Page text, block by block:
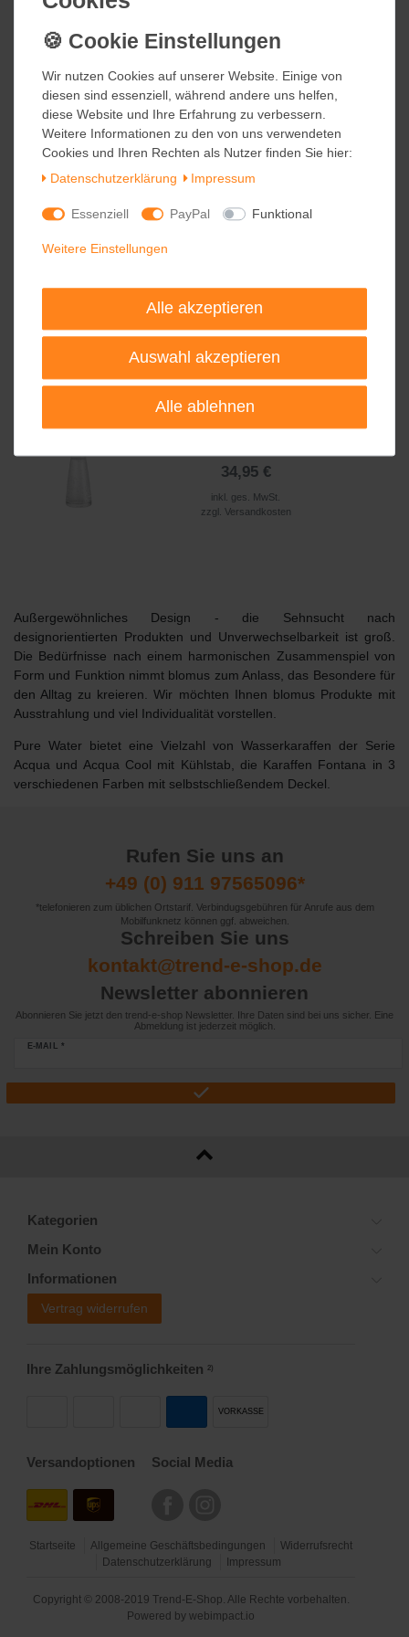
Wir nutzen Cookies auf unserer Website. Einige von
diesen sind essenziell, während andere uns helfen,
diese Website und Ihre Erfahrung zu verbessern.
Weitere Informationen zu den von uns verwendeten
Cookies und Ihren Rechten als Nutzer finden Sie hier:
Daten­schutz­erklärung
Impressum
Essenziell PayPal Funktional
Weitere Einstellungen
Alle akzeptieren
Auswahl akzeptieren
Alle ablehnen
blomus ACQUA Wasserkaraffe
Edelstahl matt Glas 1500 ml
59,95 €
inkl. ges. MwSt.
blomus ACQUA Wasserkaraffe
49,95 €
blomus ALDOA Wasserkaraffe
34,95 €
inkl. ges. MwSt.
zzgl. Versandkosten
Außergewöhnliches Design - die Sehnsucht nach
designorientierten Produkten und Unverwechselbarkeit ist groß.
Die Bedürfnisse nach einem harmonischen Zusammenspiel von
Form und Funktion nimmt blomus zum Anlass, das Besondere für
den Alltag zu kreieren. Wir möchten Ihnen blomus Produkte mit
Ausstrahlung und viel Individualität vorstellen.
Pure Water bietet eine Vielzahl von Wasserkaraffen der Serie
Acqua und Acqua Cool mit Kühlstab, die Karaffen Fontana in 3
verschiedenen Farben mit selbstschließendem Deckel.
Rufen Sie uns an
+49 (0) 911 97565096*
*telefonieren zum üblichen Ortstarif. Verbindugsgebühren für Anrufe aus dem
Mobilfunknetz können ggf. abweichen.
Schreiben Sie uns
kontakt@trend-e-shop.de
Newsletter abonnieren
Abonnieren Sie jetzt den trend-e-shop Newsletter. Ihre Daten sind bei uns sicher. Eine
Abmeldung ist jederzeit möglich.
E-MAIL *
Kategorien
Mein Konto
Informationen
Vertrag widerrufen
Ihre Zahlungsmöglichkeiten 2)
VORKASSE
Versandoptionen Social Media
Startseite Allgemeine Geschäftsbedingungen
Widerrufsrecht
Datenschutzerklärung
Impressum
Copyright © 2008-2019 Trend-E-Shop. Alle Rechte vorbehalten.
Powered by webimpact.io
Wir nutzen Cookies auf unserer Website. Einige von
diesen sind essenziell, während andere uns helfen,
diese Website und Ihre Erfahrung zu verbessern.
Weitere Informationen zu den von uns verwendeten
Cookies und Ihren Rechten als Nutzer finden Sie hier:
Daten­schutz­erklärung
Impressum
Essenziell PayPal Funktional
Weitere Einstellungen
Alle akzeptieren
Auswahl akzeptieren
Alle ablehnen